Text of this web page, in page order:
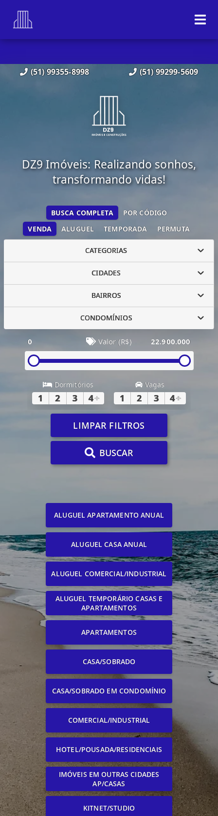
(51) 99355-8998 (51) 99299-5609
DZ9 Imóveis: Realizando sonhos,
transformando vidas!
VENDA ALUGUEL TEMPORADA PERMUTA
BUSCA COMPLETA POR CÓDIGO
CATEGORIAS
CIDADES
BAIRROS
CONDOMÍNIOS
0 Valor (R$) 22.900.000
Dormitórios
1 2 3 4+
Vagas
1 2 3 4+
LIMPAR FILTROS
BUSCAR
ALUGUEL APARTAMENTO ANUAL
ALUGUEL CASA ANUAL
ALUGUEL COMERCIAL/INDUSTRIAL
ALUGUEL TEMPORÁRIO CASAS E
APARTAMENTOS
APARTAMENTOS
CASA/SOBRADO
CASA/SOBRADO EM CONDOMÍNIO
COMERCIAL/INDUSTRIAL
HOTEL/POUSADA/RESIDENCIAIS
IMÓVEIS EM OUTRAS CIDADES
AP/CASAS
KITNET/STUDIO